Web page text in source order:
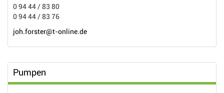
0 94 44 / 83 80
0 94 44 / 83 76
joh.forster@t-online.de
Pumpen